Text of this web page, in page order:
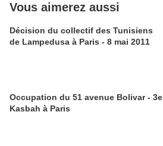
Vous aimerez aussi
Décision du collectif des Tunisiens
de Lampedusa à Paris - 8 mai 2011
Occupation du 51 avenue Bolivar - 3e
Kasbah à Paris